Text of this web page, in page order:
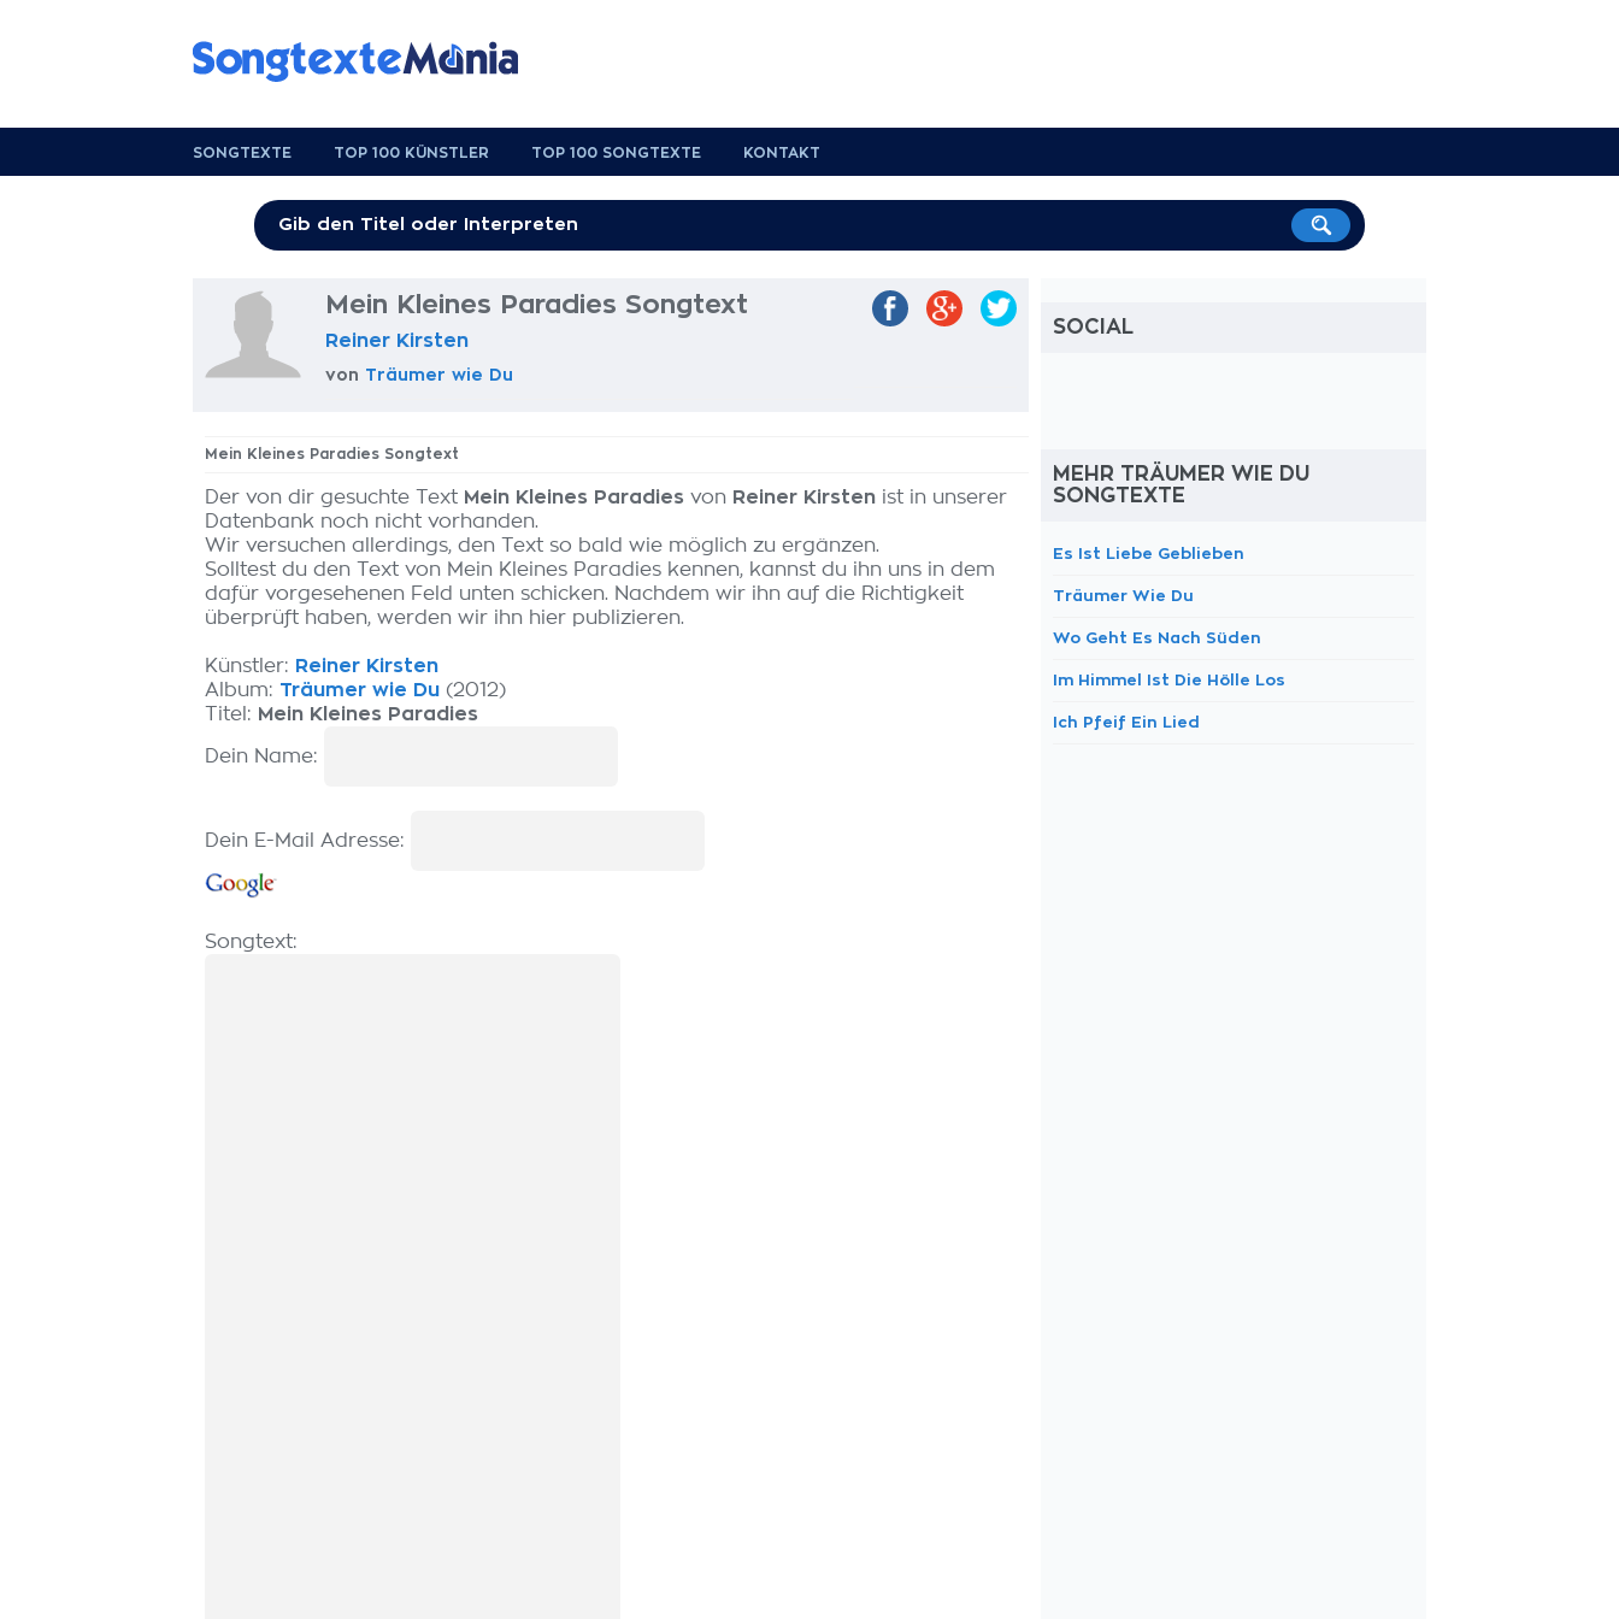
SONGTEXTE TOP 100 KÜNSTLER TOP 100 SONGTEXTE KONTAKT
Mein Kleines Paradies Songtext
Reiner Kirsten
von Träumer wie Du
Mein Kleines Paradies Songtext
Der von dir gesuchte Text Mein Kleines Paradies von Reiner Kirsten ist in unserer
Datenbank noch nicht vorhanden.
Wir versuchen allerdings, den Text so bald wie möglich zu ergänzen.
Solltest du den Text von Mein Kleines Paradies kennen, kannst du ihn uns in dem
dafür vorgesehenen Feld unten schicken. Nachdem wir ihn auf die Richtigkeit
überprüft haben, werden wir ihn hier publizieren.
Künstler: Reiner Kirsten
Album: Träumer wie Du (2012)
Titel: Mein Kleines Paradies
Dein Name:
Dein E-Mail Adresse:
Songtext:
SOCIAL
MEHR TRÄUMER WIE DU
SONGTEXTE
Es Ist Liebe Geblieben
Träumer Wie Du
Wo Geht Es Nach Süden
Im Himmel Ist Die Hölle Los
Ich Pfeif Ein Lied